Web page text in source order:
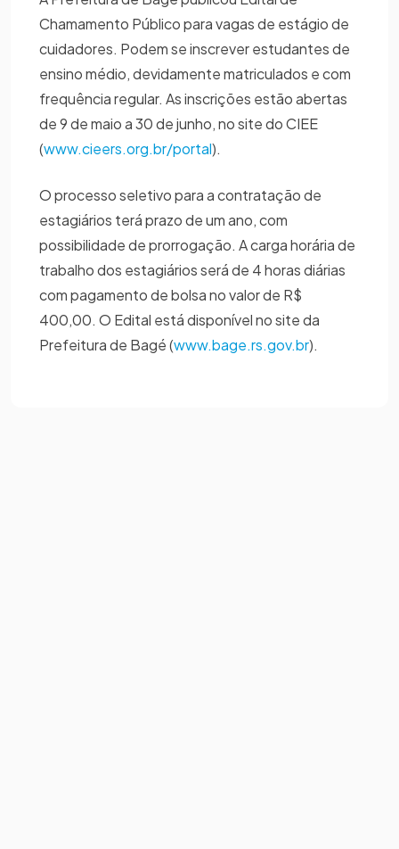
Chamamento Público para vagas de estágio de
cuidadores. Podem se inscrever estudantes de
ensino médio, devidamente matriculados e com
frequência regular. As inscrições estão abertas
de 9 de maio a 30 de junho, no site do CIEE
(www.cieers.org.br/portal).
O processo seletivo para a contratação de
estagiários terá prazo de um ano, com
possibilidade de prorrogação. A carga horária de
trabalho dos estagiários será de 4 horas diárias
com pagamento de bolsa no valor de R$
400,00. O Edital está disponível no site da
Prefeitura de Bagé (www.bage.rs.gov.br).